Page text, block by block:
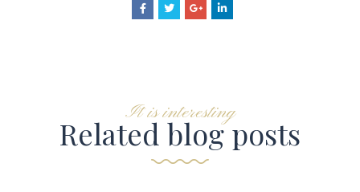
It is interesting
Related blog posts